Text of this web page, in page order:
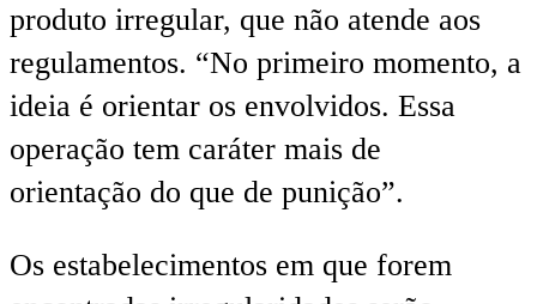
produto irregular, que não atende aos
regulamentos. “No primeiro momento, a
ideia é orientar os envolvidos. Essa
operação tem caráter mais de
orientação do que de punição”.
Os estabelecimentos em que forem